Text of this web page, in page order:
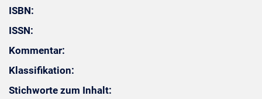
ISBN:
ISSN:
Kommentar:
Klassifikation:
Stichworte zum Inhalt: